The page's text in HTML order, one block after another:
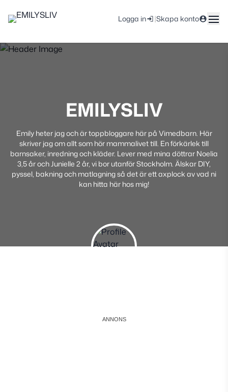
Logga in |Skapa konto
EMILYSLIV
Emily heter jag och är toppbloggare här på Vimedbarn. Här
skriver jag om allt som hör mammalivet till. En förkärlek till
barnsaker, inredning och kläder. Lever med mina döttrar Noelia
3,5 år och Junielle 2 år, vi bor utanför Stockholm. Älskar DIY,
pyssel, bakning och matlagning så det är ett axplock av vad ni
kan hitta här hos mig!